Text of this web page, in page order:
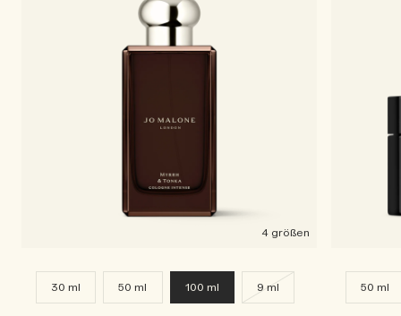
4 größen
30 ml 50 ml 100 ml 9 ml 50 ml